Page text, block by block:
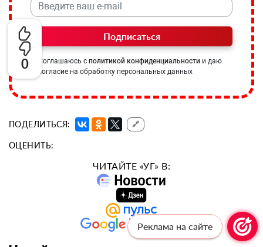
0
Подписаться
Соглашаюсь с политикой конфиденциальности и даю
согласие на обработку персональных данных
ПОДЕЛИТЬСЯ: 🔗
ОЦЕНИТЬ:
ЧИТАЙТЕ «УГ» В:
Реклама на сайте